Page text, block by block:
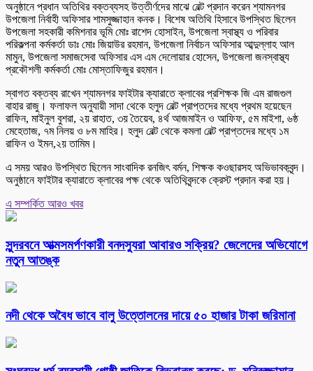
অনুষ্ঠানে প্রধান অতিথির বক্তব্যসহ উত্তীর্ণদের মাঝে বেল্ট প্রদান করেন শ্যামনগর
উপজেলা নির্বাহী অফিসার শামসুজ্জাহান কনক। বিশেষ অতিথি হিসাবে উপস্থিত ছিলেন
উপজেলা সহকারী কমিশনার ভূমি মোঃ রাশেদ হোসাইন, উপজেলা স্বাস্থ্য ও পরিবার
পরিকল্পনা কর্মকর্তা ডাঃ মোঃ জিয়াউর রহমান, উপজেলা নির্বাচন অফিসার আব্দুল্লাহ আল
মামুন, উপজেলা সমাজসেবা অফিসার এস এম দেলোয়ার হোসেন, উপজেলা জনস্বাস্থ্য
প্রকৌশলী কর্মকর্তা মোঃ মোস্তাফিজুর রহমান।
স্বাগত বক্তব্য রাখেন শ্যামনগর ফাইটার ক্যারাতে ক্লাবের প্রশিক্ষক জি এম রাজগুল
বাহার রাজু। ফলাফল অনুযায়ী সাদা থেকে হলুদ বেল্ট প্রাপ্তদের মধ্যে প্রথম হয়েছেন
রাফিন, মাইনুল বুশরা, ২য় রাহাত, ৩য় তৈয়েব, ৪র্থ আজমাইন ও আফিফ, ৫ম মাইশা, ৬ষ্ঠ
মেহেতাজ, ৭ম নিলয় ও ৮ম মাহির। হলুদ বেল্ট থেকে কমলা বেল্ট প্রাপ্তদের মধ্যে ১ম
রাফিন ও ইমন,২য় তামিম।
এ সময় আরও উপস্থিত ছিলেন সাংবাদিক রনজিৎ বর্মন, শিক্ষক কওছারসহ অভিভাবকবৃন্দ।
অনুষ্ঠানে ফাইটার ক্যারাতে ক্লাবের পক্ষ থেকে অতিথিবৃন্দকে ক্রেস্ট প্রদান করা হয়।
এ সম্পর্কিত আরও খবর
সুন্দরবনে আত্মসমর্পণকারী বনদস্যুরা আবারও সক্রিয়? জেলেদের অভিযোগে
নতুন আতঙ্ক
নদী থেকে অবৈধ ভাবে বালু উত্তোলনের দায়ে ৫০ হাজার টাকা জরিমানা